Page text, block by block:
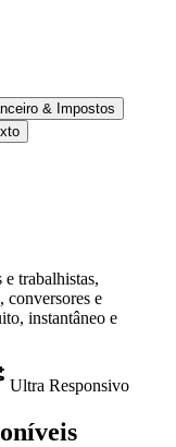
& Impostos
trabalhistas,
conversores e
instantâneo e
Ultra Responsivo